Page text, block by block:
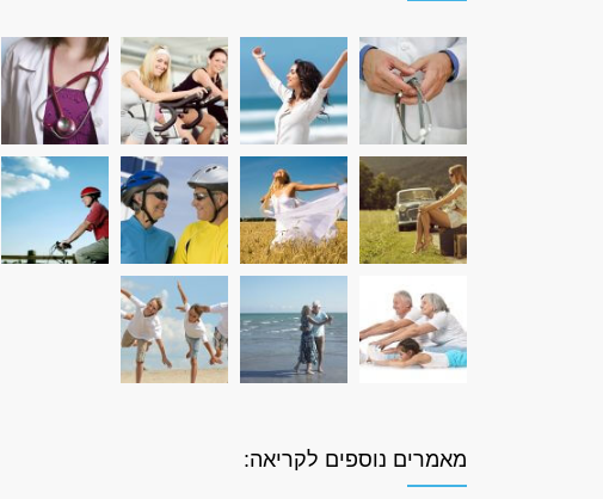
מאמרים נוספים לקריאה: